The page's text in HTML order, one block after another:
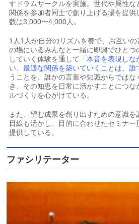
すドラムサークルを実施。世代や属性な
関係を参加者同士で創り上げる場を提供
数は3,000〜4,000人。
1人1人が自分のリズムを奏で、お互い
の場にいるみんなと一緒に即興でひとつ
していく体験を通して
「本音を表現し
い、最適な関係を築いていくことは、誰
うことを、誰かの言葉や知識からでは
き、その知恵を日常に活かすことにつな
ルづくりを心がけている。
また、望む成果を創り出すための意識
目線も活かし、目的に合わせたセミナー
提供している。
ファシリテーター